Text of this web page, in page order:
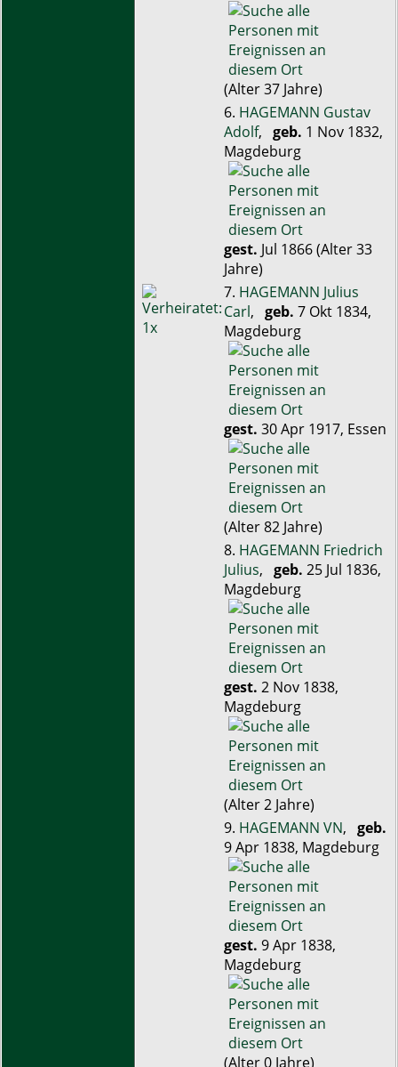
(Alter 37 Jahre)
6. HAGEMANN Gustav
Adolf, geb. 1 Nov 1832,
Magdeburg
gest. Jul 1866 (Alter 33
Jahre)
7. HAGEMANN Julius
Carl, geb. 7 Okt 1834,
Magdeburg
gest. 30 Apr 1917, Essen
(Alter 82 Jahre)
8. HAGEMANN Friedrich
Julius, geb. 25 Jul 1836,
Magdeburg
gest. 2 Nov 1838,
Magdeburg
(Alter 2 Jahre)
9. HAGEMANN VN, geb.
9 Apr 1838, Magdeburg
gest. 9 Apr 1838,
Magdeburg
(Alter 0 Jahre)